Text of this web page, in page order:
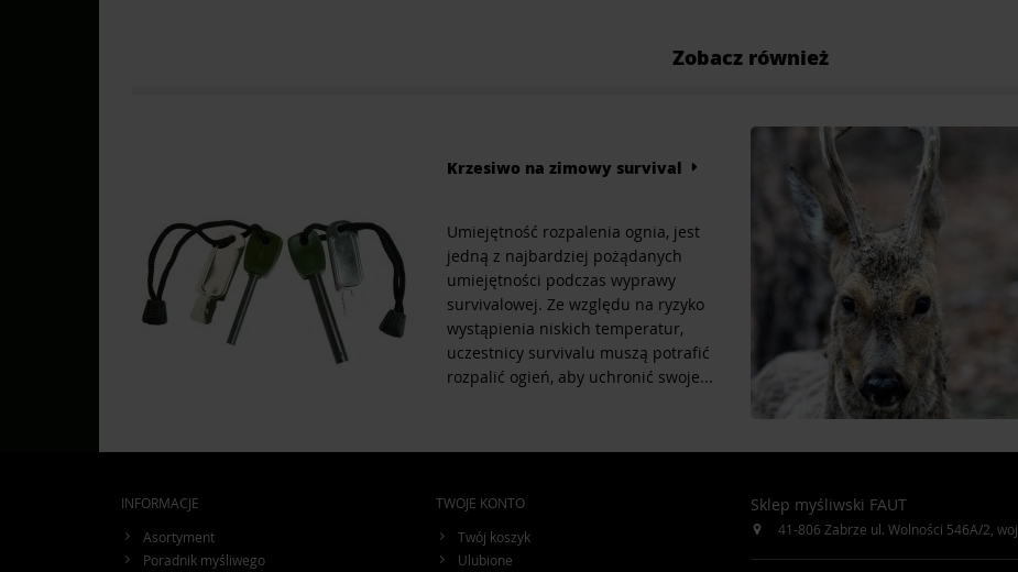
Zobacz również
Krzesiwo na zimowy survival
Umiejętność rozpalenia ognia, jest
jedną z najbardziej pożądanych
umiejętności podczas wyprawy
survivalowej. Ze względu na ryzyko
wystąpienia niskich temperatur,
uczestnicy survivalu muszą potrafić
rozpalić ogień, aby uchronić swoje...
INFORMACJE
Asortyment
Poradnik myśliwego
TWOJE KONTO
Twój koszyk
Ulubione
Sklep myśliwski FAUT
41-806 Zabrze ul. Wolności 546A/2